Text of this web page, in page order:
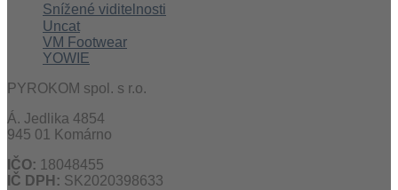
Snížené viditelnosti
Uncat
VM Footwear
YOWIE
PYROKOM spol. s r.o.
Á. Jedlika 4854
945 01 Komárno
IČO: 18048455
IČ DPH: SK2020398633